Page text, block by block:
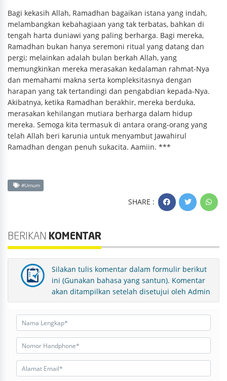
Bagi kekasih Allah, Ramadhan bagaikan istana yang indah,
melambangkan kebahagiaan yang tak terbatas, bahkan di
tengah harta duniawi yang paling berharga. Bagi mereka,
Ramadhan bukan hanya seremoni ritual yang datang dan
pergi; melainkan adalah bulan berkah Allah, yang
memungkinkan mereka merasakan kedalaman rahmat-Nya
dan memahami makna serta kompleksitasnya dengan
harapan yang tak tertandingi dan pengabdian kepada-Nya.
Akibatnya, ketika Ramadhan berakhir, mereka berduka,
merasakan kehilangan mutiara berharga dalam hidup
mereka. Semoga kita termasuk di antara orang-orang yang
telah Allah beri karunia untuk menyambut Jawahirul
Ramadhan dengan penuh sukacita. Aamiin. ***
#Umum
SHARE :
BERIKAN KOMENTAR
Silakan tulis komentar dalam formulir berikut
ini (Gunakan bahasa yang santun). Komentar
akan ditampilkan setelah disetujui oleh Admin